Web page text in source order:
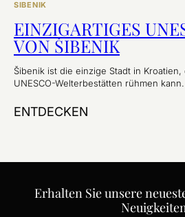
SIBENIK
EINZIGARTIGES
VON ŠIBENIK
Šibenik ist die einzige Stadt in
UNESCO-Welterbestätten rühmen kann.
ENTDECKEN
Erhalten Sie unsere